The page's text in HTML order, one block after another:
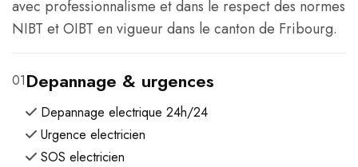
avec professionnalisme et dans le respect des normes
NIBT et OIBT en vigueur dans le canton de Fribourg.
01Depannage & urgences
Depannage electrique 24h/24
Urgence electricien
SOS electricien